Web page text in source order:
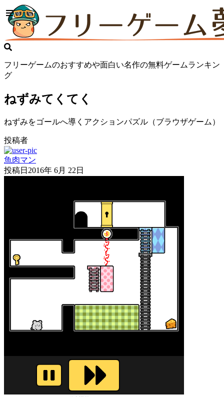
フリーゲームのおすすめや面白い名作の無料ゲームランキン
グ
ねずみてくてく
ねずみをゴールへ導くアクションパズル（ブラウザゲーム）
投稿者
魚肉マン
投稿日 2016年 6月 22日